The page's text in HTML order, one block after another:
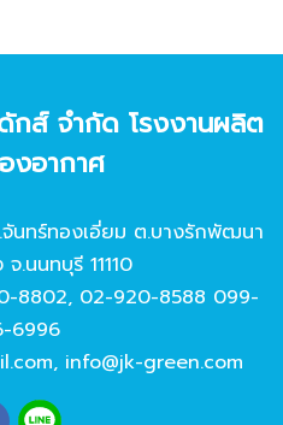
กส์ จํากัด โรงงานผลิต
งอากาศ
นทร์ทองเอี่ยม ต.บางรักพัฒนา
.นนทบุรี 11110
8802, 02-920-8588 099-
6996
, info@jk-green.com